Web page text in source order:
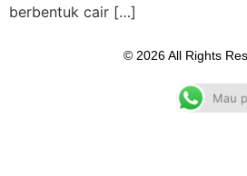
berbentuk cair […]
© 2026 All Rights
Mau